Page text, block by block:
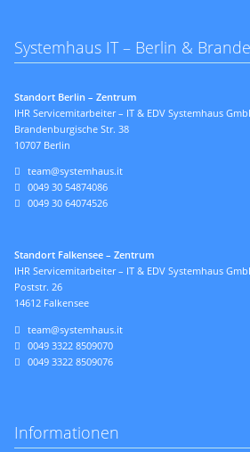
Systemhaus IT – Berlin &
Standort Berlin – Zentrum
IHR Servicemitarbeiter – IT & EDV Systemhaus
Brandenburgische Str. 38
10707 Berlin
team@systemhaus.it
0049 30 54874086
0049 30 64074526
Standort Falkensee – Zentrum
IHR Servicemitarbeiter – IT & EDV Systemhaus
Poststr. 26
14612 Falkensee
team@systemhaus.it
0049 3322 8509070
0049 3322 8509076
Informationen